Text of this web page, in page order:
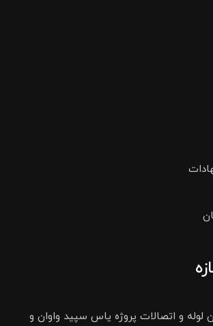
لوله و اتصالات پروژه یاس سپید واوان و